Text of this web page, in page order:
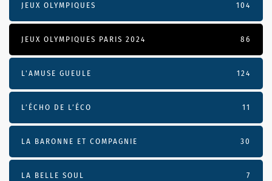
JEUX OLYMPIQUES 104
JEUX OLYMPIQUES PARIS 2024 86
L'AMUSE GUEULE 124
L’ÉCHO DE L’ÉCO 11
LA BARONNE ET COMPAGNIE 30
LA BELLE SOUL 7